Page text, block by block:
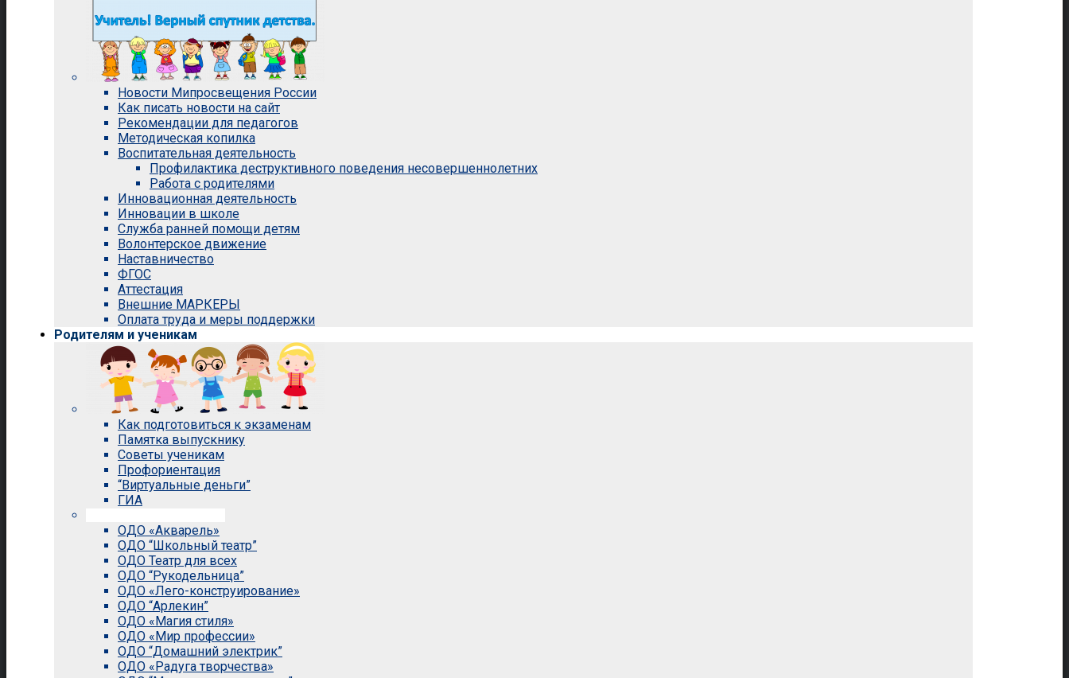
Новости Мипросвещения России
Как писать новости на сайт
Рекомендации для педагогов
Методическая копилка
Воспитательная деятельность
Профилактика деструктивного поведения несовершеннолетних
Работа с родителями
Инновационная деятельность
Инновации в школе
Служба ранней помощи детям
Волонтерское движение
Наставничество
ФГОС
Аттестация
Внешние МАРКЕРЫ
Оплата труда и меры поддержки
Родителям и ученикам
Как подготовиться к экзаменам
Памятка выпускнику
Советы ученикам
Профориентация
“Виртуальные деньги”
ГИА
ОДО «Акварель»
ОДО “Школьный театр”
ОДО Театр для всех
ОДО “Рукодельница”
ОДО «Лего-конструирование»
ОДО “Арлекин”
ОДО «Магия стиля»
ОДО «Мир профессии»
ОДО “Домашний электрик”
ОДО «Радуга творчества»